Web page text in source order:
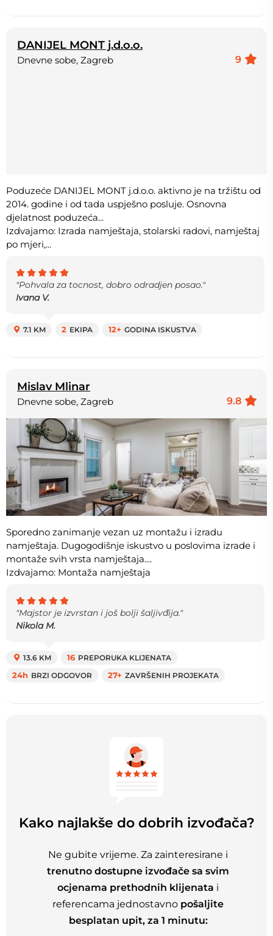
DANIJEL MONT j.d.o.o.
9
Dnevne sobe, Zagreb
Poduzeće DANIJEL MONT j.d.o.o. aktivno je na tržištu od
2014. godine i od tada uspješno posluje. Osnovna
djelatnost poduzeća...
Izdvajamo: Izrada namještaja, stolarski radovi, namještaj
po mjeri,...
"Pohvala za tocnost, dobro odradjen posao."
Ivana V.
7.1 KM 2 EKIPA 12+ GODINA ISKUSTVA
Mislav Mlinar
9.8
Dnevne sobe, Zagreb
Sporedno zanimanje vezan uz montažu i izradu
namještaja. Dugogodišnje iskustvo u poslovima izrade i
montaže svih vrsta namještaja....
Izdvajamo: Montaža namještaja
"Majstor je izvrstan i još bolji šaljivđija."
Nikola M.
13.6 KM 16 PREPORUKA KLIJENATA
24h BRZI ODGOVOR 27+ ZAVRŠENIH PROJEKATA
Kako najlakše do dobrih izvođača?
Ne gubite vrijeme. Za zainteresirane i
trenutno dostupne izvođače sa svim
ocjenama prethodnih klijenata i
referencama jednostavno pošaljite
besplatan upit, za 1 minutu: